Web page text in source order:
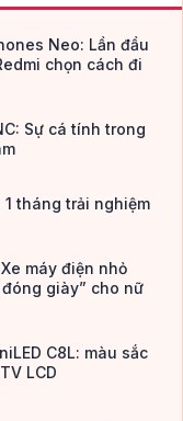
Neo: Lần đầu
chọn cách đi
Sự cá tính trong
tháng trải nghiệm
máy điện nhỏ
giày” cho nữ
C8L: màu sắc
LCD